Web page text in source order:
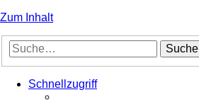
Zum Inhalt
Suche
Schnellzugriff